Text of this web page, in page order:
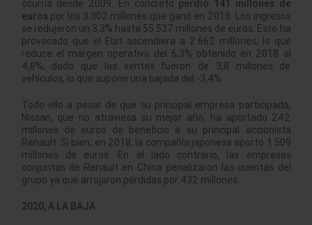
ocurría desde 2009. En concreto perdió 141 millones de
euros por los 3.302 millones que ganó en 2018. Los ingresos
se redujeron un 3,3% hasta 55.537 millones de euros. Esto ha
provocado que el Ebit ascendiera a 2.662 millones, lo que
reduce el margen operativo del 6,3% obtenido en 2018 al
4,8%; dado que las ventas fueron de 3,8 millones de
vehículos, lo que supone una bajada del -3,4%.
Todo ello a pesar de que su principal empresa participada,
Nissan, que no atraviesa su mejor año, ha aportado 242
millones de euros de beneficio a su principal accionista
Renault. Si bien, en 2018, la compañía japonesa aportó 1.509
millones de euros. En el lado contrario, las empresas
conjuntas de Renault en China penalizaron las cuentas del
grupo ya que arrojaron pérdidas por 432 millones.
2020, A LA BAJA